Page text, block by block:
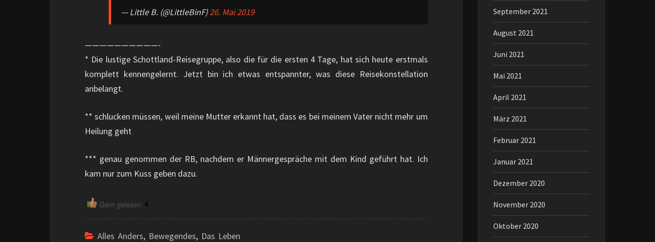
— Little B. (@LittleBinF)26. Mai 2019
——————————-
* Die lustige Schottland-Reisegruppe, also die für die ersten 4 Tage, hat sich heute erstmals
komplett kennengelernt. Jetzt bin ich etwas entspannter, was diese Reisekonstellation
anbelangt.
** schlucken müssen, weil meine Mutter erkannt hat, dass es bei meinem Vater nicht mehr um
Heilung geht
*** genau genommen der RB, nachdem er Männergespräche mit dem Kind geführt hat. Ich
kam nur zum Kuss geben dazu.
Gern gelesen 4
Alles Anders, Bewegendes, Das Leben
September 2021
August 2021
Juni 2021
Mai 2021
April 2021
März 2021
Februar 2021
Januar 2021
Dezember 2020
November 2020
Oktober 2020